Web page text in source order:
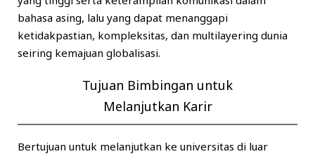
bahasa asing, lalu yang dapat menanggapi
ketidakpastian, kompleksitas, dan multilayering dunia
seiring kemajuan globalisasi.
Tujuan Bimbingan untuk
Melanjutkan Karir
Bertujuan untuk melanjutkan ke universitas di luar